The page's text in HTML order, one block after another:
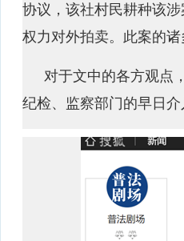
协议，该社村民耕种该
权力对外拍卖。此案的
对于文中的各方观点
纪检、监察部门的早日